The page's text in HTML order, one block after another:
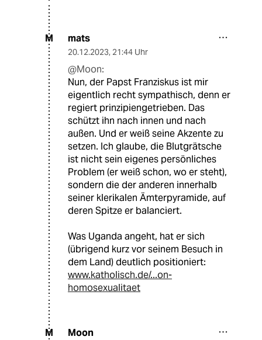
M mats
20.12.2023, 21:44 Uhr
@Moon:
Nun, der Papst Franziskus ist mir
eigentlich recht sympathisch, denn er
regiert prinzipiengetrieben. Das
schützt ihn nach innen und nach
außen. Und er weiß seine Akzente zu
setzen. Ich glaube, die Blutgrätsche
ist nicht sein eigenes persönliches
Problem (er weiß schon, wo er steht),
sondern die der anderen innerhalb
seiner klerikalen Ämterpyramide, auf
deren Spitze er balanciert.
Was Uganda angeht, hat er sich
(übrigend kurz vor seinem Besuch in
dem Land) deutlich positioniert:
www.katholisch.de/...on-
homosexualitaet
M Moon